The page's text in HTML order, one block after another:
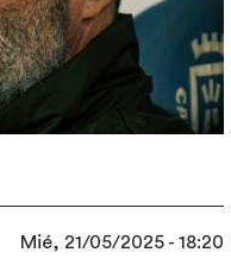
Mié, 21/05/2025 - 18:20